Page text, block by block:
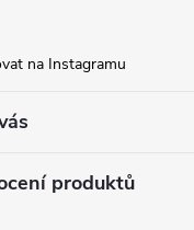
na Instagramu
produktů